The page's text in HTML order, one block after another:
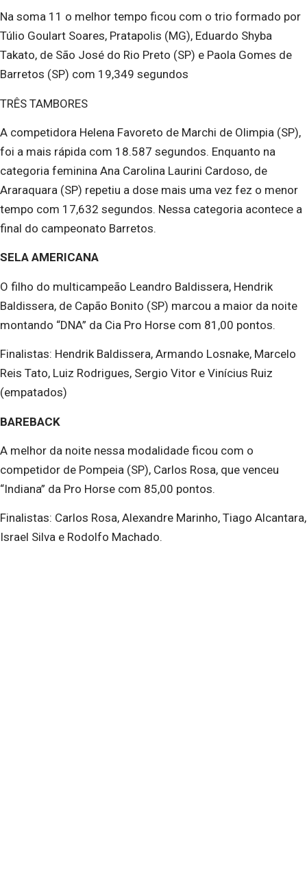
Na soma 11 o melhor tempo ficou com o trio formado por
Túlio Goulart Soares, Pratapolis (MG), Eduardo Shyba
Takato, de São José do Rio Preto (SP) e Paola Gomes de
Barretos (SP) com 19,349 segundos
TRÊS TAMBORES
A competidora Helena Favoreto de Marchi de Olimpia (SP),
foi a mais rápida com 18.587 segundos. Enquanto na
categoria feminina Ana Carolina Laurini Cardoso, de
Araraquara (SP) repetiu a dose mais uma vez fez o menor
tempo com 17,632 segundos. Nessa categoria acontece a
final do campeonato Barretos.
SELA AMERICANA
O filho do multicampeão Leandro Baldissera, Hendrik
Baldissera, de Capão Bonito (SP) marcou a maior da noite
montando “DNA” da Cia Pro Horse com 81,00 pontos.
Finalistas: Hendrik Baldissera, Armando Losnake, Marcelo
Reis Tato, Luiz Rodrigues, Sergio Vitor e Vinícius Ruiz
(empatados)
BAREBACK
A melhor da noite nessa modalidade ficou com o
competidor de Pompeia (SP), Carlos Rosa, que venceu
“Indiana” da Pro Horse com 85,00 pontos.
Finalistas: Carlos Rosa, Alexandre Marinho, Tiago Alcantara,
Israel Silva e Rodolfo Machado.